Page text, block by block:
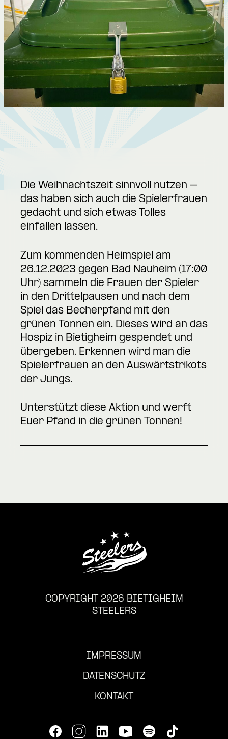
Die Weihnachtszeit sinnvoll nutzen –
das haben sich auch die Spielerfrauen
gedacht und sich etwas Tolles
einfallen lassen.
Zum kommenden Heimspiel am
26.12.2023 gegen Bad Nauheim (17:00
Uhr) sammeln die Frauen der Spieler
in den Drittelpausen und nach dem
Spiel das Becherpfand mit den
grünen Tonnen ein. Dieses wird an das
Hospiz in Bietigheim gespendet und
übergeben. Erkennen wird man die
Spielerfrauen an den Auswärtstrikots
der Jungs.
Unterstützt diese Aktion und werft
Euer Pfand in die grünen Tonnen!
COPYRIGHT 2026 BIETIGHEIM
STEELERS
IMPRESSUM
DATENSCHUTZ
KONTAKT